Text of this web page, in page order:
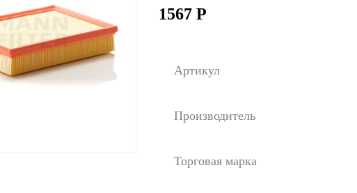
1567 Р
Артикул
Производитель
Торговая марка